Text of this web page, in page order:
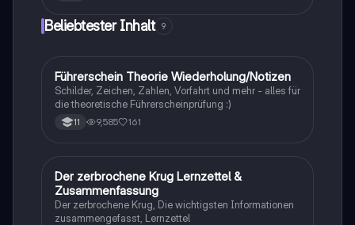
Beliebtester Inhalt 9
Lerntipps
Führerschein Theorie Wiederholung/Notizen
Schilder, Zeichen, Zahlen, Vorfahrt und mehr - alles für
die theoretische Führerscheinprüfung :)
11 9,585 161
Deutsch
Der zerbrochene Krug Lernzettel &
Zusammenfassung
Der zerbrochene Krug, Die wichtigsten Informationen
zusammengefasst, Lernzettel